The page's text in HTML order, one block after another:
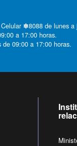
✽8088 de lunes a
a 17:00 horas.
de 09:00 a 17:00 horas.